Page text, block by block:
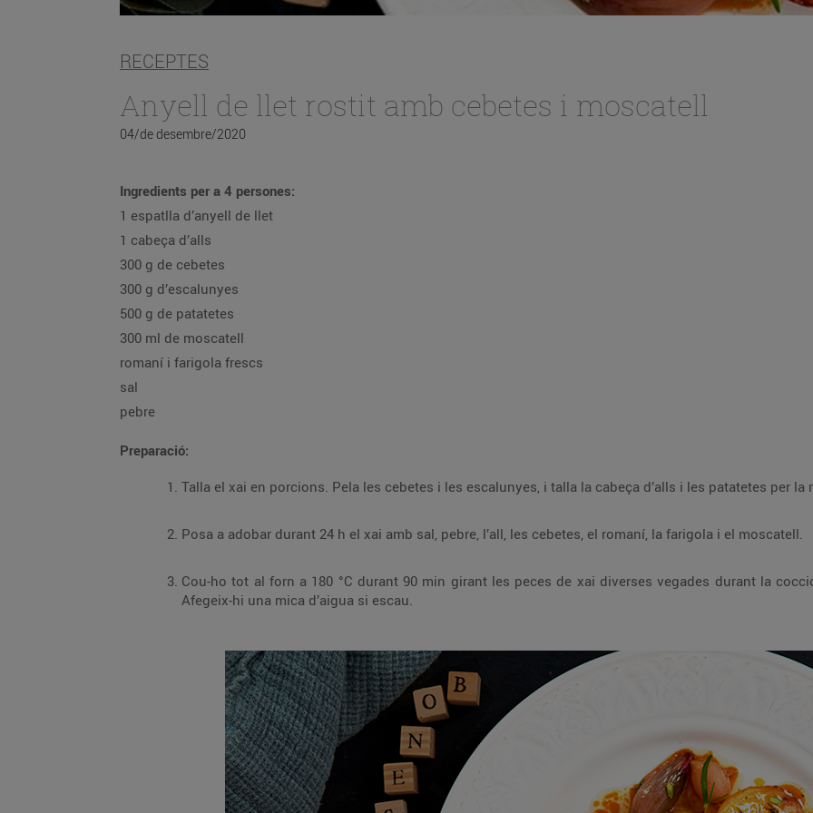
RECEPTES
Anyell de llet rostit amb cebetes i moscatell
04/de desembre/2020
Ingredients per a 4 persones:
1 espatlla d’anyell de llet
1 cabeça d’alls
300 g de cebetes
300 g d’escalunyes
500 g de patatetes
300 ml de moscatell
romaní i farigola frescs
sal
pebre
Preparació:
Talla el xai en porcions. Pela les cebetes i les escalunyes, i talla la cabeça d’alls i les
Posa a adobar durant 24 h el xai amb sal, pebre, l’all, les cebetes, el romaní, la farigola i el moscatell.
Cou-ho tot al forn a 180 °C durant 90 min girant les peces de xai diverses vegades durant la cocció i vigilant que la safata no quedi sense suc.
Afegeix-hi una mica d’aigua si escau.